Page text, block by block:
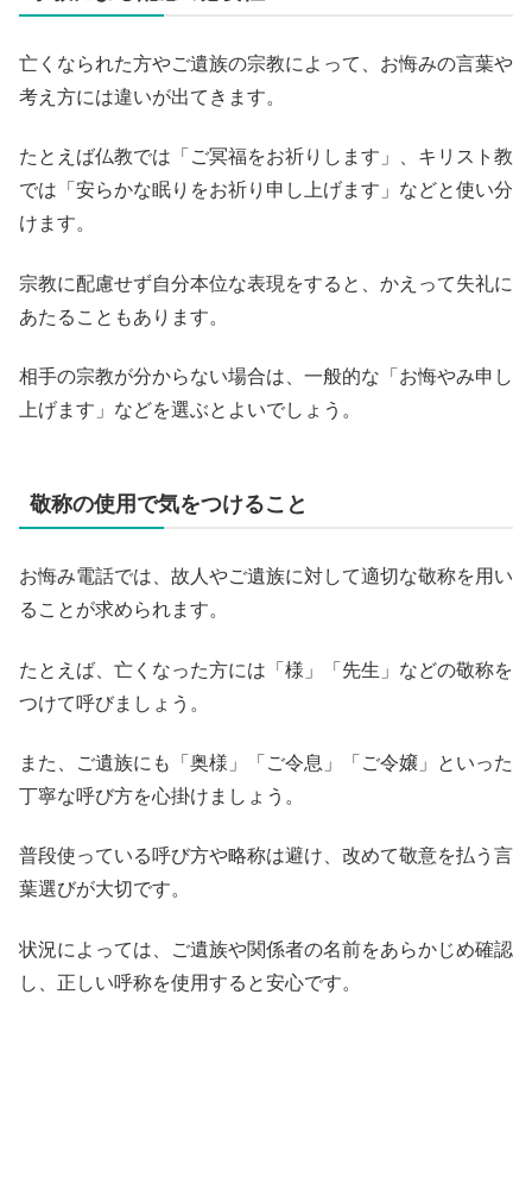
亡くなられた方やご遺族の宗教によって、お悔みの言葉や
考え方には違いが出てきます。
たとえば仏教では「ご冥福をお祈りします」、キリスト教
では「安らかな眠りをお祈り申し上げます」などと使い分
けます。
宗教に配慮せず自分本位な表現をすると、かえって失礼に
あたることもあります。
相手の宗教が分からない場合は、一般的な「お悔やみ申し
上げます」などを選ぶとよいでしょう。
敬称の使用で気をつけること
お悔み電話では、故人やご遺族に対して適切な敬称を用い
ることが求められます。
たとえば、亡くなった方には「様」「先生」などの敬称を
つけて呼びましょう。
また、ご遺族にも「奥様」「ご令息」「ご令嬢」といった
丁寧な呼び方を心掛けましょう。
普段使っている呼び方や略称は避け、改めて敬意を払う言
葉選びが大切です。
状況によっては、ご遺族や関係者の名前をあらかじめ確認
し、正しい呼称を使用すると安心です。